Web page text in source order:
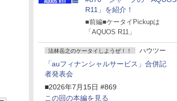
R11」を紹介！
■前編■ケータイPickupは
「AQUOS R11」
法林岳之のケータイしようぜ！！ ハウツー
「auフィナンシャルサービス」合併記
者発表会
■2026年7月15日 #869
この回の本編を見る